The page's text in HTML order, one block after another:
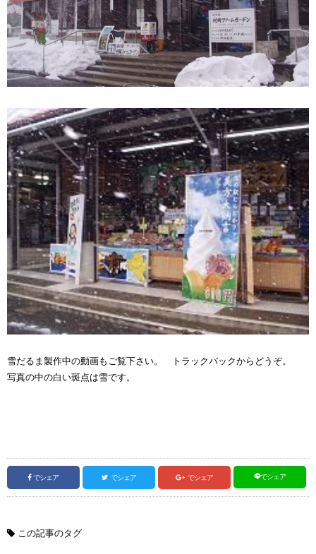
雪だるま製作中の動画もご覧下さい。 トラックバックからどうぞ。
写真の中の白い斑点は雪です。
でシェア でシェア でシェア でシェア
この記事のタグ